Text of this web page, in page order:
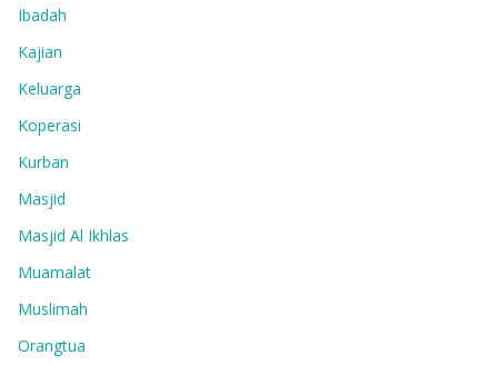
Ibadah
Kajian
Keluarga
Koperasi
Kurban
Masjid
Masjid Al Ikhlas
Muamalat
Muslimah
Orangtua